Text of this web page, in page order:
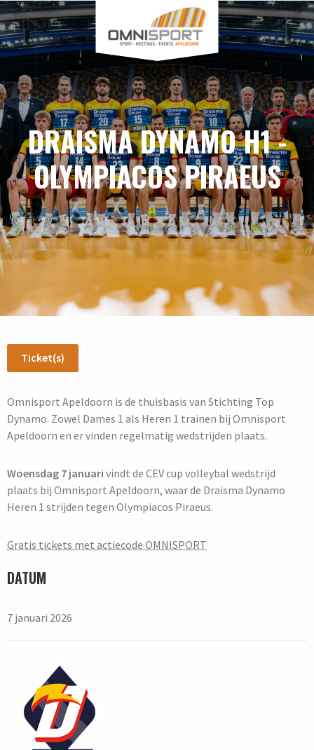
DRAISMA DYNAMO H1 -
OLYMPIACOS PIRAEUS
Ticket(s)
Omnisport Apeldoorn is de thuisbasis van Stichting Top
Dynamo. Zowel Dames 1 als Heren 1 trainen bij Omnisport
Apeldoorn en er vinden regelmatig wedstrijden plaats.
Woensdag 7 januari vindt de CEV cup volleybal wedstrijd
plaats bij Omnisport Apeldoorn, waar de Draisma Dynamo
Heren 1 strijden tegen Olympiacos Piraeus.
Gratis tickets met actiecode OMNISPORT
DATUM
7 januari 2026